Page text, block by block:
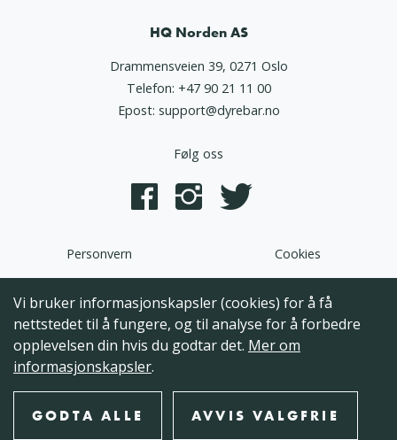
HQ Norden AS
Drammensveien 39, 0271 Oslo
Telefon: +47 90 21 11 00
Epost: support@dyrebar.no
Følg oss
Personvern Cookies
Dyrebar.no er en del av HQ Norden AS. Programvaren,
brukergrensesnittet og alt innhold på denne hjemmesiden er
opphavsrettslig beskyttet og tilhørende HQ Norden AS. Hele
eller deler av innholdet kan ikke kopieres, reproduseres eller på
godkjennelse fra HQ Norden AS.
Vi bruker informasjonskapsler (cookies) for å få
nettstedet til å fungere, og til analyse for å forbedre
opplevelsen din hvis du godtar det. Mer om
informasjonskapsler.
GODTA ALLE AVVIS VALGFRIE